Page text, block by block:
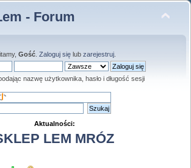
- Forum
Gość. Zaloguj sięlub zarejestruj.
nazwę użytkownika, hasło i długość sesji
Aktualności:
LEM MRÓZ